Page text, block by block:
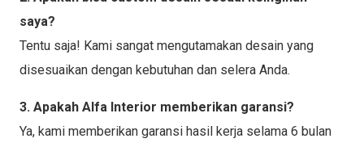
saya?
Tentu saja! Kami sangat mengutamakan desain yang
disesuaikan dengan kebutuhan dan selera Anda.
3. Apakah Alfa Interior memberikan garansi?
Ya, kami memberikan garansi hasil kerja selama 6 bulan